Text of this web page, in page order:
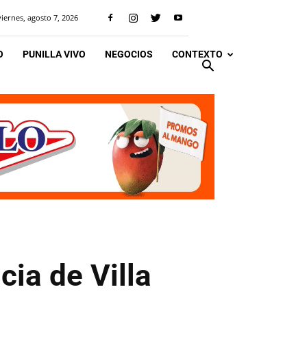
agosto 7, 2026
PUNILLA VIVO NEGOCIOS CONTEXTO
de Villa